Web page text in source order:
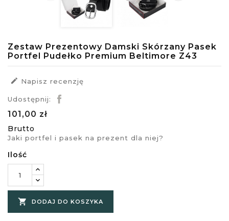
Zestaw Prezentowy Damski Skórzany Pasek
Portfel Pudełko Premium Beltimore Z43
 Napisz recenzję
Udostępnij:
101,00 zł
Brutto
Jaki portfel i pasek na prezent dla niej?
Ilość
 DODAJ DO KOSZYKA